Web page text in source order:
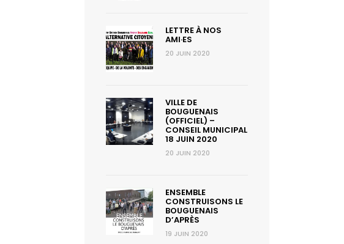
LETTRE À NOS
AMI·ES
20 JUIN 2020
VILLE DE
BOUGUENAIS
(OFFICIEL) –
CONSEIL MUNICIPAL
18 JUIN 2020
20 JUIN 2020
ENSEMBLE
CONSTRUISONS LE
BOUGUENAIS
D’APRÈS
19 JUIN 2020